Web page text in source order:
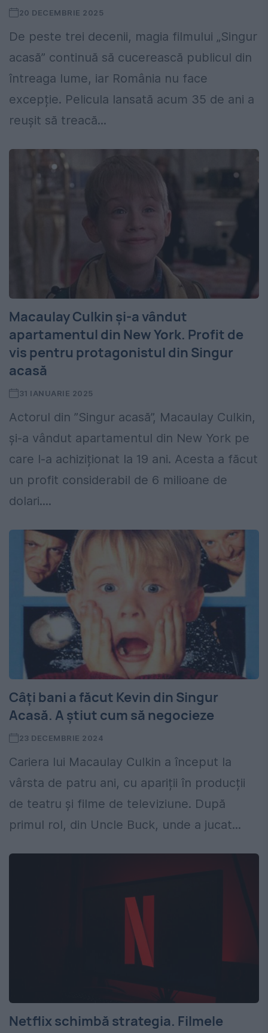
20 DECEMBRIE 2025
De peste trei decenii, magia filmului „Singur
acasă” continuă să cucerească publicul din
întreaga lume, iar România nu face
excepție. Pelicula lansată acum 35 de ani a
reușit să treacă...
Macaulay Culkin și-a vândut
apartamentul din New York. Profit de
vis pentru protagonistul din Singur
acasă
31 IANUARIE 2025
Actorul din ”Singur acasă”, Macaulay Culkin,
și-a vândut apartamentul din New York pe
care l-a achiziționat la 19 ani. Acesta a făcut
un profit considerabil de 6 milioane de
dolari....
Câți bani a făcut Kevin din Singur
Acasă. A știut cum să negocieze
23 DECEMBRIE 2024
Cariera lui Macaulay Culkin a început la
vârsta de patru ani, cu apariții în producții
de teatru și filme de televiziune. După
primul rol, din Uncle Buck, unde a jucat...
Netflix schimbă strategia. Filmele